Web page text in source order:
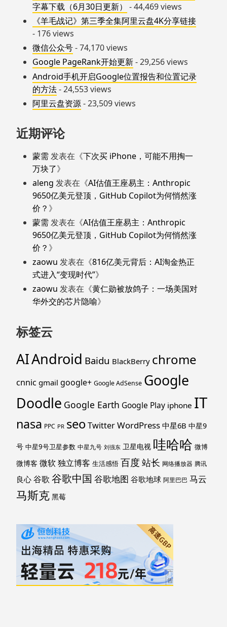
字幕下载（6月30日更新）
- 44,469 views
《羊毛战记》第三季全集阿里云盘4K分享链接
- 176 views
微信公众号- 74,170 views
Google PageRank开始更新- 29,256 views
Android手机开启Google位置报告和位置记录
的方法- 24,553 views
阿里云盘资源- 23,509 views
近期评论
蒙需 发表在《下次买 iPhone，可能不用掏一
万块了》
aleng 发表在《AI估值王座易主：Anthropic
9650亿美元登顶，GitHub Copilot为何悄然涨
价？ 》
蒙需 发表在《AI估值王座易主：Anthropic
9650亿美元登顶，GitHub Copilot为何悄然涨
价？ 》
zaowu 发表在《816亿美元背后：AI淘金热正
式进入“变现时代”》
zaowu 发表在《黄仁勋被放鸽子：一场美国对
华外交的芯片隐喻》
标签云
AIAndroid Baidu BlackBerry chrome
cnnic gmail google+ Google AdSense Google
Doodle Google Earth Google Play iphone IT
nasa PPC PR seoTwitterWordPress 中星6B 中星9
号 中星9号卫星参数 中星九号 刘强东 卫星电视 哇哈哈 微博
微博客 微软独立博客 生活感悟 百度 站长 网络播放器 腾讯
良心 谷歌 谷歌中国 谷歌地图 谷歌地球 阿里巴巴 马云
马斯克 黑莓